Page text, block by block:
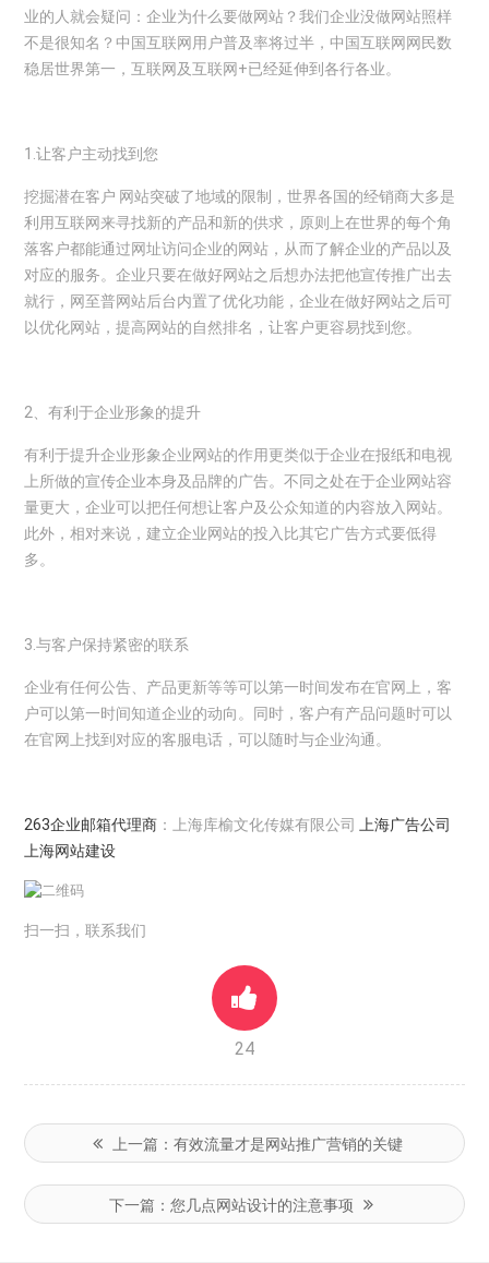
业的人就会疑问：企业为什么要做网站？我们企业没做网站照样
不是很知名？中国互联网用户普及率将过半，中国互联网网民数
稳居世界第一，互联网及互联网+已经延伸到各行各业。
1.让客户主动找到您
挖掘潜在客户 网站突破了地域的限制，世界各国的经销商大多是
利用互联网来寻找新的产品和新的供求，原则上在世界的每个角
落客户都能通过网址访问企业的网站，从而了解企业的产品以及
对应的服务。企业只要在做好网站之后想办法把他宣传推广出去
就行，网至普网站后台内置了优化功能，企业在做好网站之后可
以优化网站，提高网站的自然排名，让客户更容易找到您。
2、有利于企业形象的提升
有利于提升企业形象企业网站的作用更类似于企业在报纸和电视
上所做的宣传企业本身及品牌的广告。不同之处在于企业网站容
量更大，企业可以把任何想让客户及公众知道的内容放入网站。
此外，相对来说，建立企业网站的投入比其它广告方式要低得
多。
3.与客户保持紧密的联系
企业有任何公告、产品更新等等可以第一时间发布在官网上，客
户可以第一时间知道企业的动向。同时，客户有产品问题时可以
在官网上找到对应的客服电话，可以随时与企业沟通。
263企业邮箱代理商 ：上海库榆文化传媒有限公司
上海广告公司
上海网站建设
扫一扫，联系我们
24
上一篇： 有效流量才是网站推广营销的关键
下一篇：您几点网站设计的注意事项